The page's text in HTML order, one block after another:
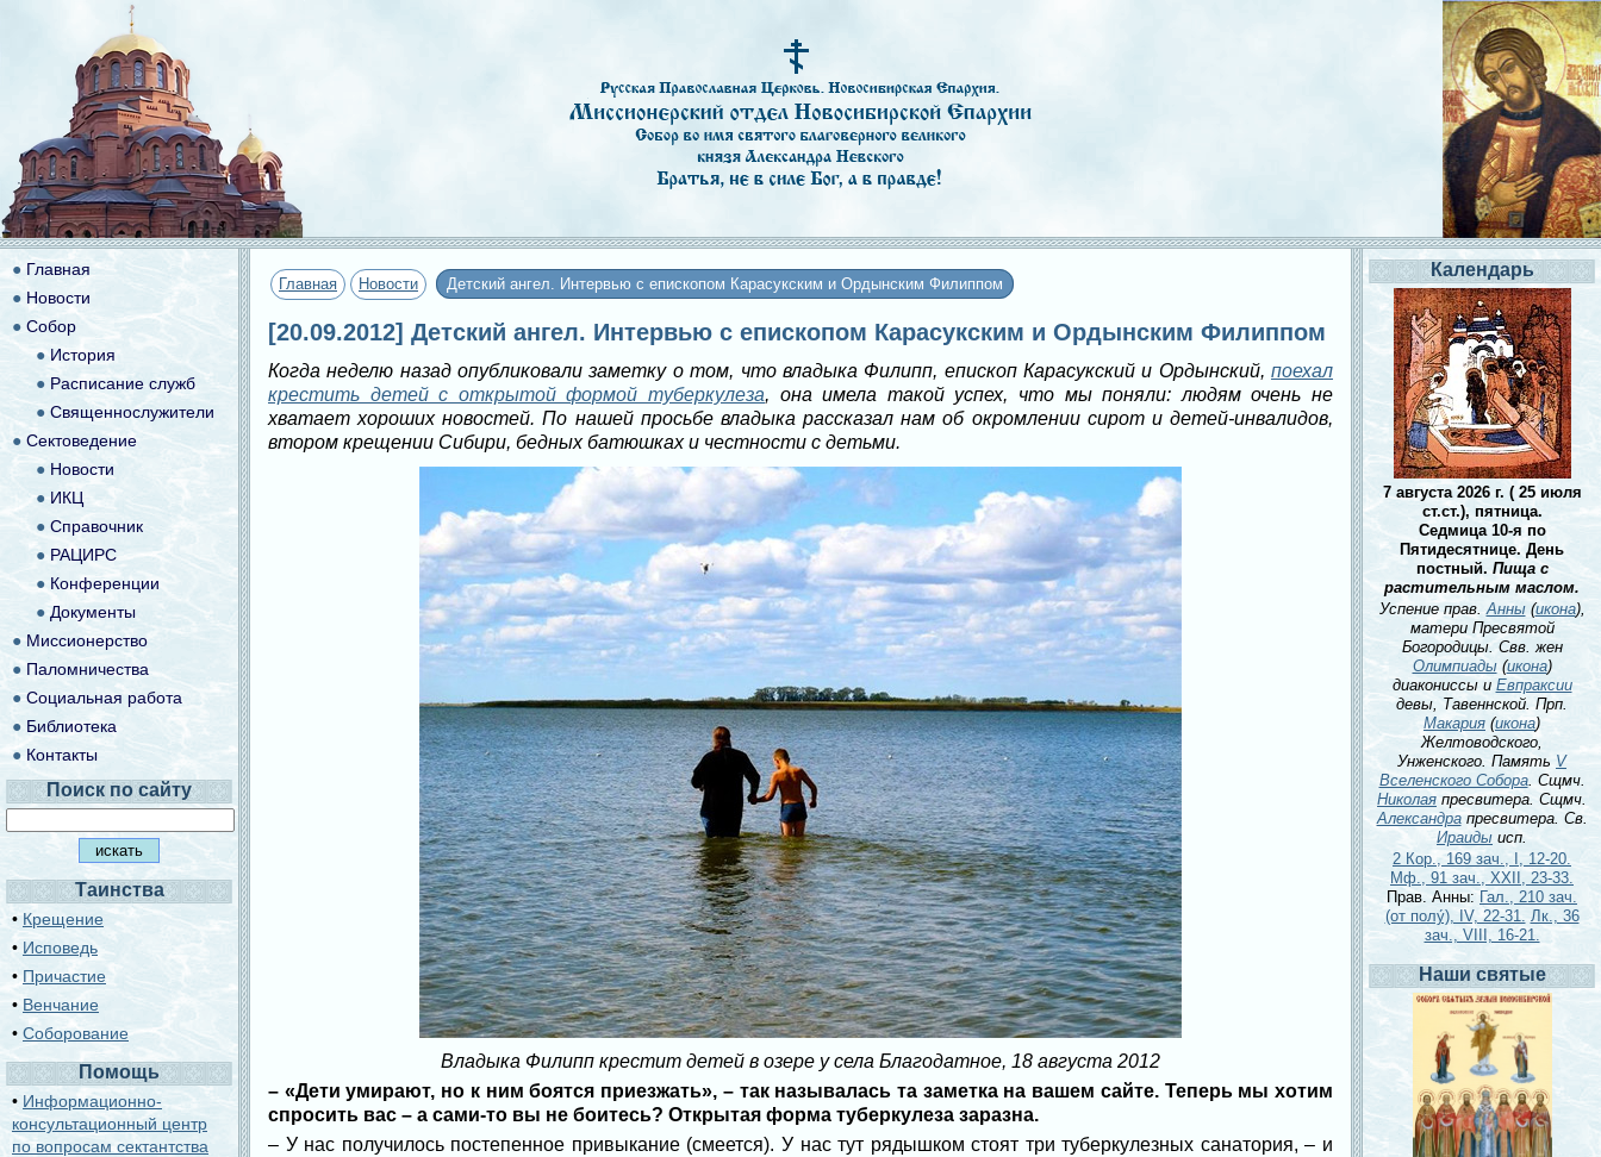
Главная Новости Детский ангел. Интервью с епископом Карасукским и Ордынским Филиппом
[20.09.2012] Детский ангел. Интервью с епископом Карасукским и Ордынским Филиппом
Когда неделю назад опубликовали заметку о том, что владыка Филипп, епископ Карасукский и Ордынский, поехал
крестить детей с открытой формой туберкулеза, она имела такой успех, что мы поняли: людям очень не
хватает хороших новостей. По нашей просьбе владыка рассказал нам об окромлении сирот и детей-инвалидов,
втором крещении Сибири, бедных батюшках и честности с детьми.
Владыка Филипп крестит детей в озере у села Благодатное, 18 августа 2012
– «Дети умирают, но к ним боятся приезжать», – так называлась та заметка на вашем сайте. Теперь мы хотим
спросить вас – а сами-то вы не боитесь? Открытая форма туберкулеза заразна.
– У нас получилось постепенное привыкание (смеется). У нас тут рядышком стоят три туберкулезных санатория, – и
● Главная
● Новости
● Собор
● История
● Расписание служб
● Священнослужители
● Сектоведение
● Новости
●ИКЦ
● Справочник
● РАЦИРС
● Конференции
● Документы
●Миссионерство
● Паломничества
●Социальная работа
● Библиотека
● Контакты
Поиск по сайту
Таинства
• Крещение
• Исповедь
• Причастие
• Венчание
• Соборование
Помощь
• Информационно-
консультационный центр
по вопросам сектантства
Календарь
7 августа 2026 г. ( 25 июля
ст.ст.), пятница.
Седмица 10-я по
Пятидесятнице. День
постный. Пища с
растительным маслом.
Успение прав.Анны(икона),
матери Пресвятой
Богородицы. Свв. жен
Олимпиады(икона)
диакониссы и Евпраксии
девы, Тавеннской. Прп.
Макария (икона)
Желтоводского,
Унженского. Память V
Вселенского Собора. Сщмч.
Николая пресвитера. Сщмч.
Александрапресвитера. Св.
Ираиды исп.
2 Кор., 169 зач., I, 12-20.
Мф., 91 зач., XXII, 23-33.
Прав. Анны: Гал., 210 зач.
(от полу́), IV, 22-31. Лк., 36
зач., VIII, 16-21.
Наши святые